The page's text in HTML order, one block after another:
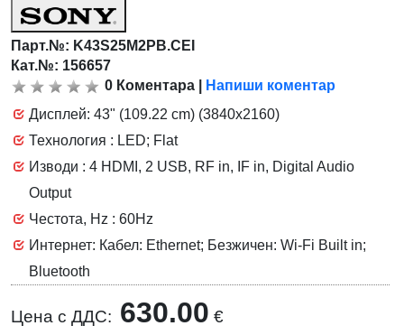
Парт.№: K43S25M2PB.CEI
Кат.№: 156657
0 Коментара
Напиши коментар
Дисплей: 43" (109.22 cm) (3840x2160)
Технология : LED; Flat
Изводи : 4 HDMI, 2 USB, RF in, IF in, Digital Audio
Output
Честота, Hz : 60Hz
Интернет: Кабел: Ethernet; Безжичен: Wi-Fi Built in;
Bluetooth
Цена с ДДС: 630.00 €